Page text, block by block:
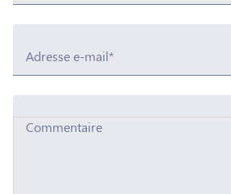
Adresse e-mail*
Commentaire